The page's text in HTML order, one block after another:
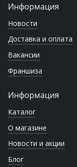
Информация
Новости
Доставка и оплата
Вакансии
Франшиза
Информация
Каталог
О магазине
Новости и акции
Блог